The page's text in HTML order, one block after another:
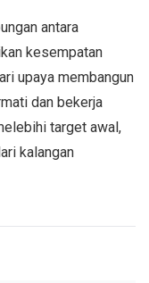
antara
kesempatan
upaya membangun
dan bekerja
target awal,
kalangan